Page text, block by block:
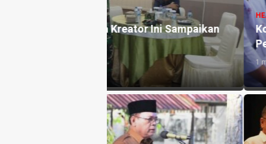
HEADLINE
Kodim 0209 Labuhanbatu
Penilaian Nasional
1 minggu yang lalu